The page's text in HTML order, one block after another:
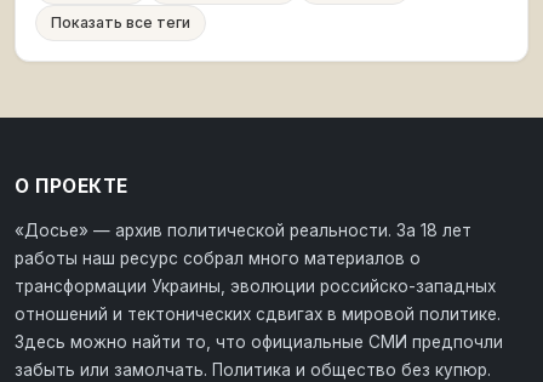
Показать все теги
О ПРОЕКТЕ
«Досье» — архив политической реальности. За 18 лет
работы наш ресурс собрал много материалов о
трансформации Украины, эволюции российско-западных
отношений и тектонических сдвигах в мировой политике.
Здесь можно найти то, что официальные СМИ предпочли
забыть или замолчать. Политика и общество без купюр.